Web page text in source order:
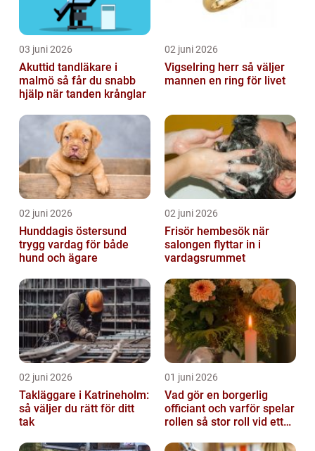
03 juni 2026
Akuttid tandläkare i
malmö så får du snabb
hjälp när tanden krånglar
02 juni 2026
Vigselring herr så väljer
mannen en ring för livet
02 juni 2026
Hunddagis östersund
trygg vardag för både
hund och ägare
02 juni 2026
Frisör hembesök när
salongen flyttar in i
vardagsrummet
02 juni 2026
Takläggare i Katrineholm:
så väljer du rätt för ditt
tak
01 juni 2026
Vad gör en borgerlig
officiant och varför spelar
rollen så stor roll vid ett